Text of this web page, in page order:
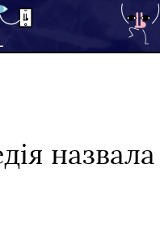
назвала